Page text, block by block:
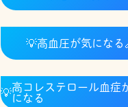
💡高血圧が気になる
💡高コレステロール血症
になる